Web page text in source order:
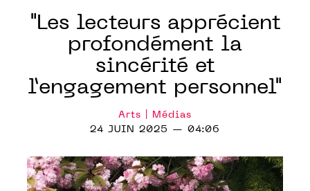
"Les lecteurs apprécient
profondément la
sincérité et
l’engagement personnel"
Arts | Médias
24 JUIN 2025 — 04:06